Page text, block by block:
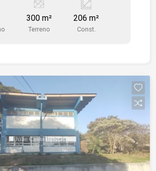
para te atender. Gostaria
informações ou agendar uma
300 m²
Terreno
206 m²
Const.